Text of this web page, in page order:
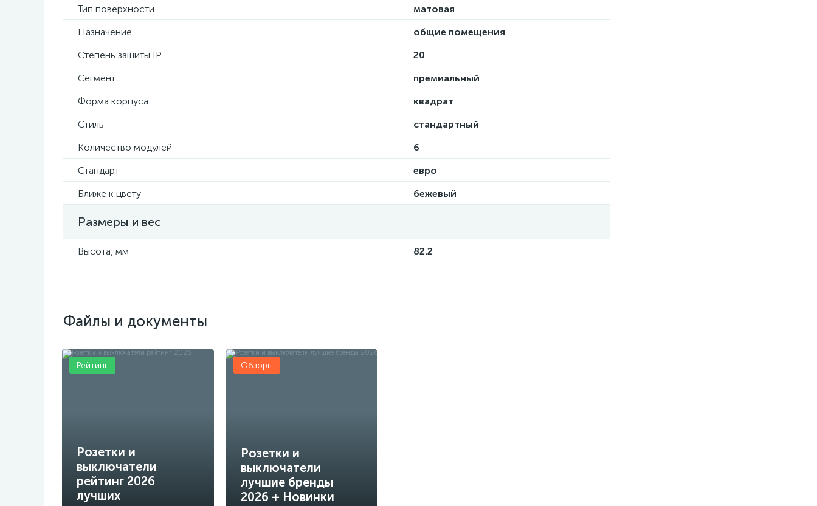
Тип поверхности
матовая
Назначение
общие помещения
Степень защиты IP
20
Сегмент
премиальный
Форма корпуса
квадрат
Стиль
стандартный
Количество модулей
6
Стандарт
евро
Ближе к цвету
бежевый
Размеры и вес
Высота, мм 82.2
Файлы и документы
Розетки и
выключатели
рейтинг 2026
лучших
Рейтинг
Розетки и
выключатели
лучшие бренды
2026 + Новинки
Обзоры